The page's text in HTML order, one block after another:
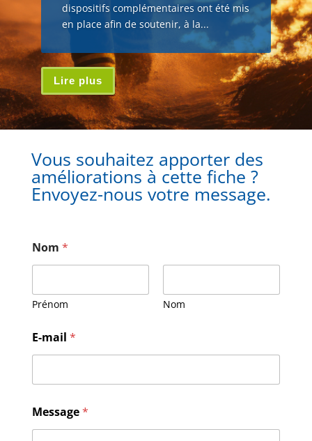
dispositifs complémentaires ont été mis
en place afin de soutenir, à la...
Lire plus
Vous souhaitez apporter des
améliorations à cette fiche ?
Envoyez-nous votre message.
Nom *
Prénom Nom
-
m
i
N
o
m
E-mail *
Message*